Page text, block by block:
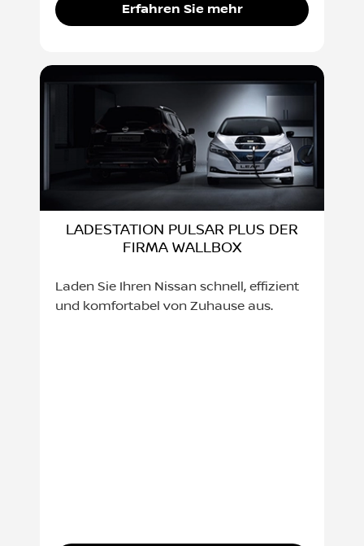
Erfahren Sie mehr
LADESTATION PULSAR PLUS DER
FIRMA WALLBOX
Laden Sie Ihren Nissan schnell, effizient
und komfortabel von Zuhause aus.